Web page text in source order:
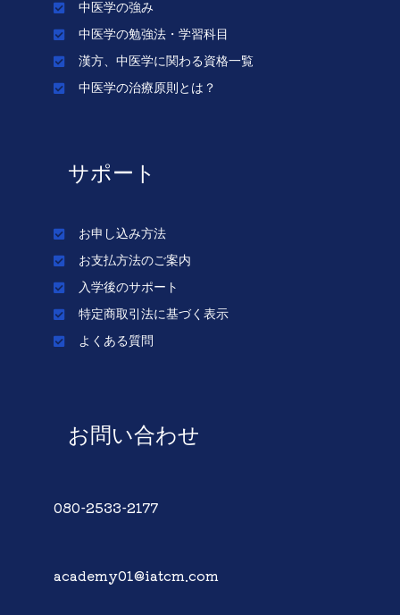
中医学の強み
中医学の勉強法・学習科目
漢方、中医学に関わる資格一覧
中医学の治療原則とは？
サポート
お申し込み方法
お支払方法のご案内
入学後のサポート
特定商取引法に基づく表示
よくある質問
お問い合わせ
080-2533-2177
academy01@iatcm.com